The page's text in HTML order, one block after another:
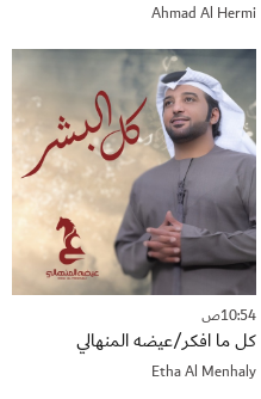
Ahmad Al Hermi
10:54ص
كل ما افكر/عيضه المنهالي
Etha Al Menhaly